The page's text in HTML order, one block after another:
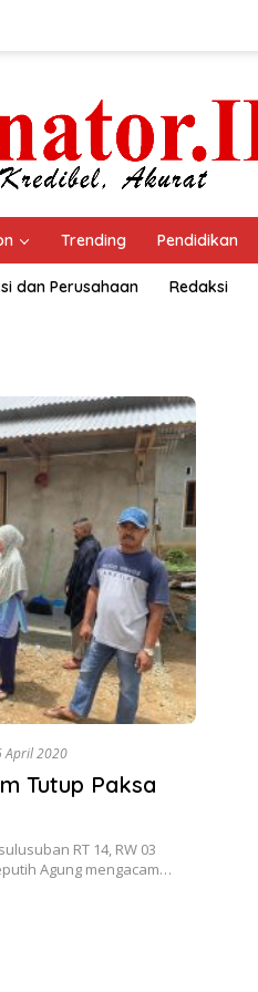
Trending Pendidikan
dan Perusahaan Redaksi
April 2020
Tutup Paksa
RT 14, RW 03
Agung mengacam…